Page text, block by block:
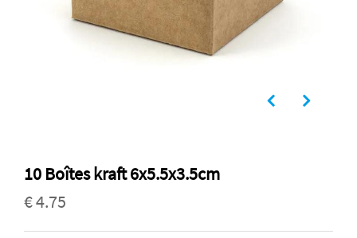
10 Boîtes kraft 6x5.5x3.5cm
€ 4.75